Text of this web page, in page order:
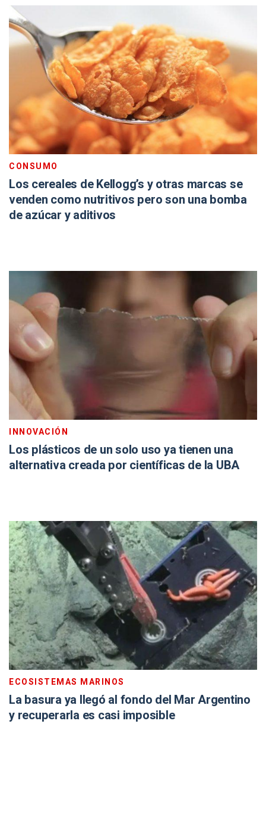
CONSUMO
Los cereales de Kellogg’s y otras marcas se
venden como nutritivos pero son una bomba
de azúcar y aditivos
INNOVACIÓN
Los plásticos de un solo uso ya tienen una
alternativa creada por científicas de la UBA
ECOSISTEMAS MARINOS
La basura ya llegó al fondo del Mar Argentino
y recuperarla es casi imposible